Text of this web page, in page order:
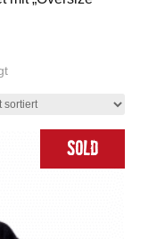
Nach
sortiert
Sold